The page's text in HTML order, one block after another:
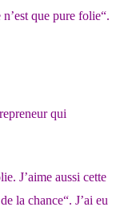
que pure folie“.
qui
J’aime aussi cette
la chance“. J’ai eu